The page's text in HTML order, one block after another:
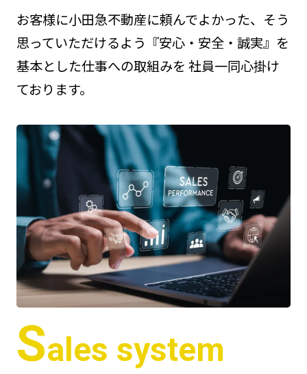
お客様に小田急不動産に頼んでよかった、そう
思っていただけるよう『安心・安全・誠実』を
基本とした仕事への取組みを 社員一同心掛け
ております。
Sales system